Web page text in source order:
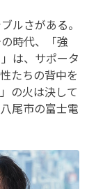
ルさがある。
時代、「強
は、サポータ
たちの背中を
の火は決して
尾市の富士電